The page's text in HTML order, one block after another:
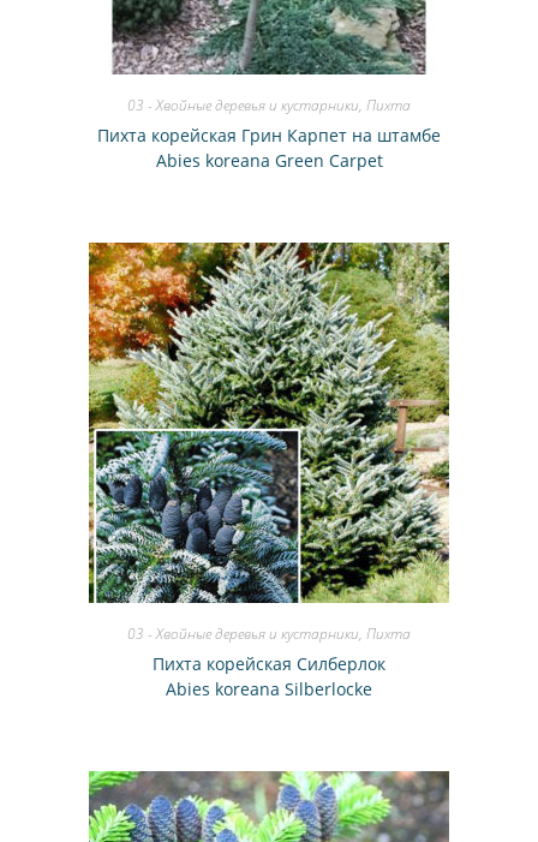
03 - Хвойные деревья и кустарники, Пихта
Пихта корейская Грин Карпет на штамбе
Abies koreana Green Carpet
03 - Хвойные деревья и кустарники, Пихта
Пихта корейская Силберлок
Abies koreana Silberlocke